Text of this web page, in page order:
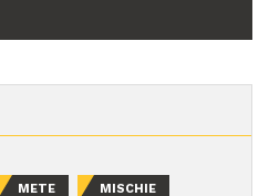
METE MISCHIE